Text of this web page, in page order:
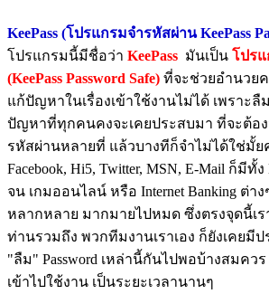
KeePass (โปรแกรมจำรหัสผ่าน KeePass
โปรแกรมนี้มีชื่อว่า KeePass มันเป็น โปร
(KeePass Password Safe) ที่จะช่วยอำนวย
แก้ปัญหาในเรื่องเข้าใช้งานไม่ได้ เพราะลื
ปัญหาที่ทุกคนคงจะเคยประสบมา ที่จะต้อง
รหัสผ่านหลายที่ แล้วบางทีก็จำไม่ได้ใช่มั้ย
Facebook, Hi5, Twitter, MSN, E-Mail ก็มีทั้
จน เกมออนไลน์ หรือ Internet Banking ต่า
หลากหลาย มากมายไปหมด ซึ่งตรงจุดนี้เ
ท่านรวมถึง พวกทีมงานเราเอง ก็ยังเคยมี
"ลืม" Password เหล่านี้กันไปพอบ้างสมคว
เข้าไปใช้งาน เป็นระยะเวลานานๆ